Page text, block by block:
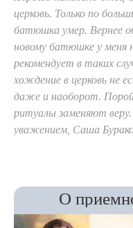
церковь. Только по
батюшка умер. Вернее
новому батюшке у меня
рекомендует в таких
хождение в церковь не
даже и наоборот.
ритуалы заменяют
уважением, Саша
О